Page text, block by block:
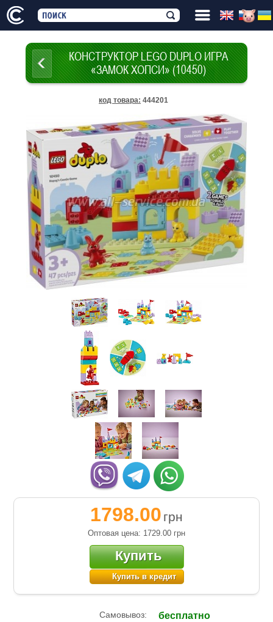
КОНСТРУКТОР LEGO DUPLO ИГРА
«ЗАМОК ХОПСИ» (10450)
код товара: 444201
1798.00 грн
Оптовая цена: 1729.00 грн
Купить
Купить в кредит
Самовывоз: бесплатно